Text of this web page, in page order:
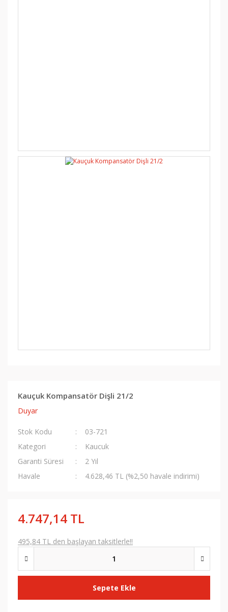
Kauçuk Kompansatör Dişli 21/2
Duyar
Stok Kodu
03-721
Kategori
Kaucuk
Garanti Süresi
2 Yıl
Havale
4.628,46 TL (%2,50 havale indirimi)
4.747,14 TL
495,84 TL den başlayan taksitlerle!!
Sepete Ekle